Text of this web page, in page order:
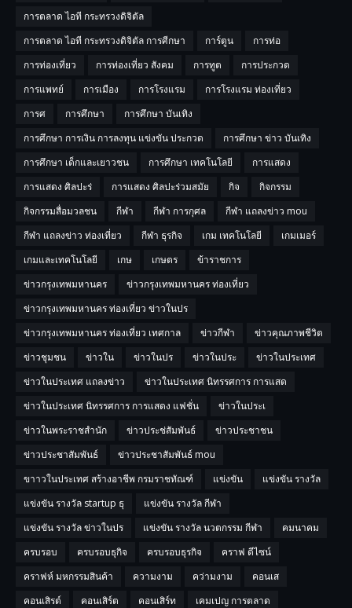
การตลาด ไอที กระทรวงดิจิตัล
การตลาด ไอที กระทรวงดิจิตัล การศีกษา
การ์ตูน
การท่อ
การท่องเที่ยว
การท่องเที่ยว สังคม การทูต
การประกวด
การแพทย์
การเมือง การโรงแรม
การโรงแรม ท่องเที่ยว
การศ
การศึกษา
การศึกษา บันเทิง
การศึกษา การเงิน การลงทุน แข่งขัน ประกวด
การศึกษา ข่าว บันเทิง
การศึกษา เด็กและเยาวชน
การศึกษา เทคโนโลยี
การแสดง
การแสดง ศิลปะร่
การแสดง ศิลปะร่วมสมัย กิจ
กิจกรรม
กิจกรรมสื่อมวลชน
กีฬา กีฬา การกุศล
กีฬา แถลงข่าว mou
กีฬา แถลงข่าว ท่องเที่ยว
กีฬา ธุรกิจ เกม เทคโนโลยี
เกมเมอร์
เกมและเทคโนโลยี
เกษ เกษตร
ข้าราชการ
ข่าวกรุงเทพมหานคร
ข่าวกรุงเทพมหานคร ท่องเที่ยว
ข่าวกรุงเทพมหานคร ท่องเที่ยว ข่าวในปร
ข่าวกรุงเทพมหานคร ท่องเที่ยว เทศกาล
ข่าวกีฬา
ข่าวคุณภาพชีวิต
ข่าวชุมชน
ข่าวใน ข่าวในปร ข่าวในประ
ข่าวในประเทศ
ข่าวในประเทศ แถลงข่าว
ข่าวในประเทศ นิทรรศการ การแสด
ข่าวในประเทศ นิทรรศการ การแสดง แฟชั่น
ข่าวในประเ
ข่าวในพระราชสำนัก
ข่าวประช่สัมพันธ์
ข่าวประชาชน
ข่าวประชาสัมพันธ์
ข่าวประชาสัมพันธ์ mou
ขาาวในประเทศ สร้างอาชีพ กรมราชทัณฑ์
แข่งขัน
แข่งขัน รางวัล
แข่งขัน รางวัล startup ธุ
แข่งขัน รางวัล กีฬา
แข่งขัน รางวัล ข่าวในปร
แข่งขัน รางวัล นวตกรรม กีฬา
คมนาคม
ครบรอบ
ครบรอบธุกิจ ครบรอบธุรกิจ
คราฟ ดีไซน์
คราฟห์ มหกรรมสินค้า
ความงาม คว่ามงาม
คอนเส
คอนเสิรต์
คอนเสิร์ต คอนเสิร์ท เคมเปญ การตลาด